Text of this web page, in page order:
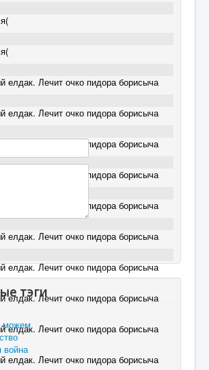
елдак. Лечит очко пидора борисыча
елдак. Лечит очко пидора борисыча
елдак. Лечит очко пидора борисыча
елдак. Лечит очко пидора борисыча
елдак. Лечит очко пидора борисыча
елдак. Лечит очко пидора борисыча
елдак. Лечит очко пидора борисыча
елдак. Лечит очко пидора борисыча
елдак. Лечит очко пидора борисыча
елдак. Лечит очко пидора борисыча
тэги
можем
война